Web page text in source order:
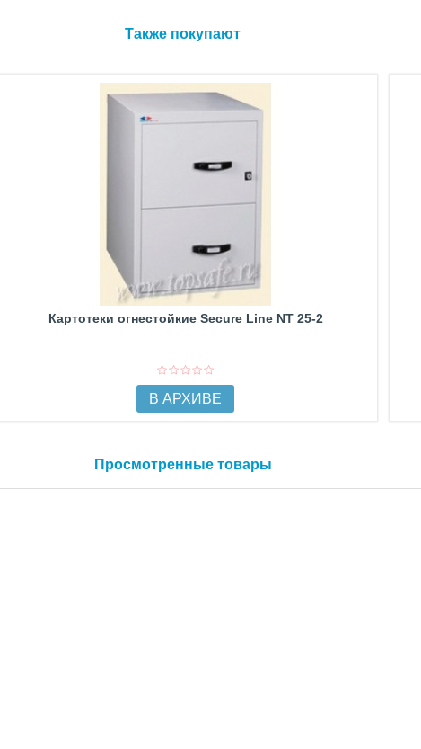
Также покупают
Картотеки огнестойкие Secure Line NT 25-2
В АРХИВЕ
Просмотренные товары